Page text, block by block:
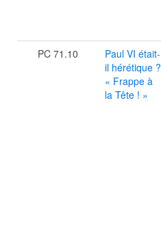
PC 71.10
Paul VI était-
il hérétique ?
« Frappe à
la Tête ! »